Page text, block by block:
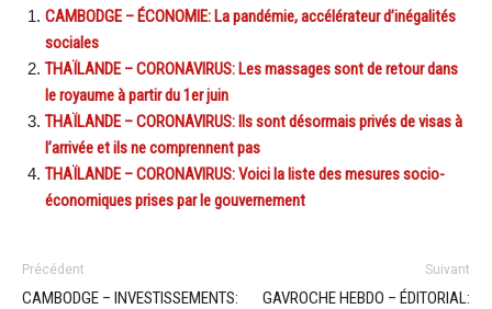
CAMBODGE – ÉCONOMIE: La pandémie, accélérateur d’inégalités
sociales
THAÏLANDE – CORONAVIRUS: Les massages sont de retour dans
le royaume à partir du 1er juin
THAÏLANDE – CORONAVIRUS: Ils sont désormais privés de visas à
l’arrivée et ils ne comprennent pas
THAÏLANDE – CORONAVIRUS: Voici la liste des mesures socio-
économiques prises par le gouvernement
Précédent
CAMBODGE – INVESTISSEMENTS:
Suivant
GAVROCHE HEBDO – ÉDITORIAL: